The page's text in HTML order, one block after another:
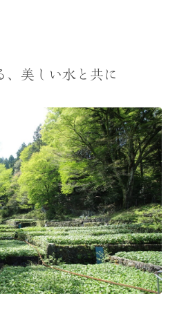
、美しい水と共に